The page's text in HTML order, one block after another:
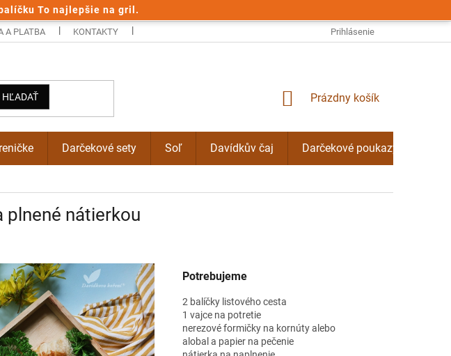
To najlepšie na gril.
A PLATBA KONTAKTY PODMIENKY OCHRANY OSOBNÝCH
Prihlásenie
HĽADAŤ
NÁKUPNÝ
Prázdny košík
Darčekové sety Soľ Davídkův čaj Darčekové poukazy
plnené nátierkou
Potrebujeme
2 balíčky listového cesta
1 vajce na potretie
nerezové formičky na kornúty alebo
alobal a papier na pečenie